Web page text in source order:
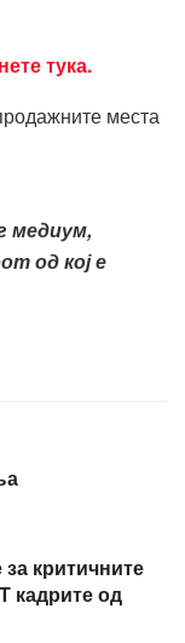
тука.
места
медиум,
од кој е
критичните
кадрите од